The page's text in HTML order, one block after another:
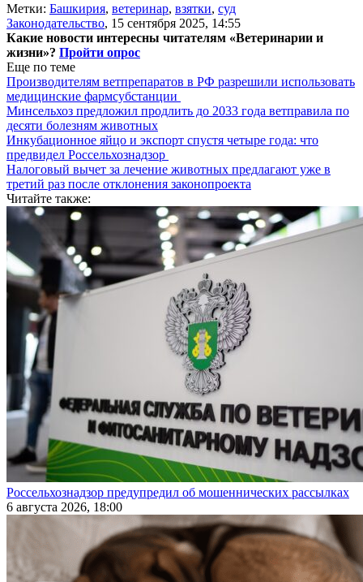
Метки: Башкирия, ветеринар, взятки, суд
Законодательство, 15 сентября 2025, 14:55
Какие новости интересны читателям «Ветеринарии и
жизни»? Пройти опрос
Еще по теме
Производителям ветпрепаратов в РФ разрешили использовать
медицинские фармсубстанции
Минсельхоз предложил продлить до 2033 года ветправила по
десяти болезням животных
Инкубационное яйцо и экспорт спустя четыре года: что
предвидел Россельхознадзор
Налоговый вычет за лечение животных предлагают уже в
третий раз после отклонения законопроекта
Читайте также:
Россельхознадзор предупредил об мошеннических рассылках
6 августа 2026, 18:00